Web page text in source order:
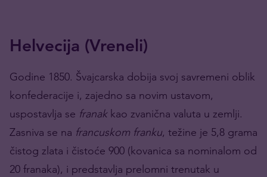
Helvecija (Vreneli)
Godine 1850. Švajcarska dobija svoj savremeni oblik
konfederacije i, zajedno sa novim ustavom,
uspostavlja se franak kao zvanična valuta u zemlji.
Zasniva se na francuskom franku, težine je 5,8 grama
čistog zlata i čistoće 900 (kovanica sa nominalom od
20 franaka), i predstavlja prelomni trenutak u